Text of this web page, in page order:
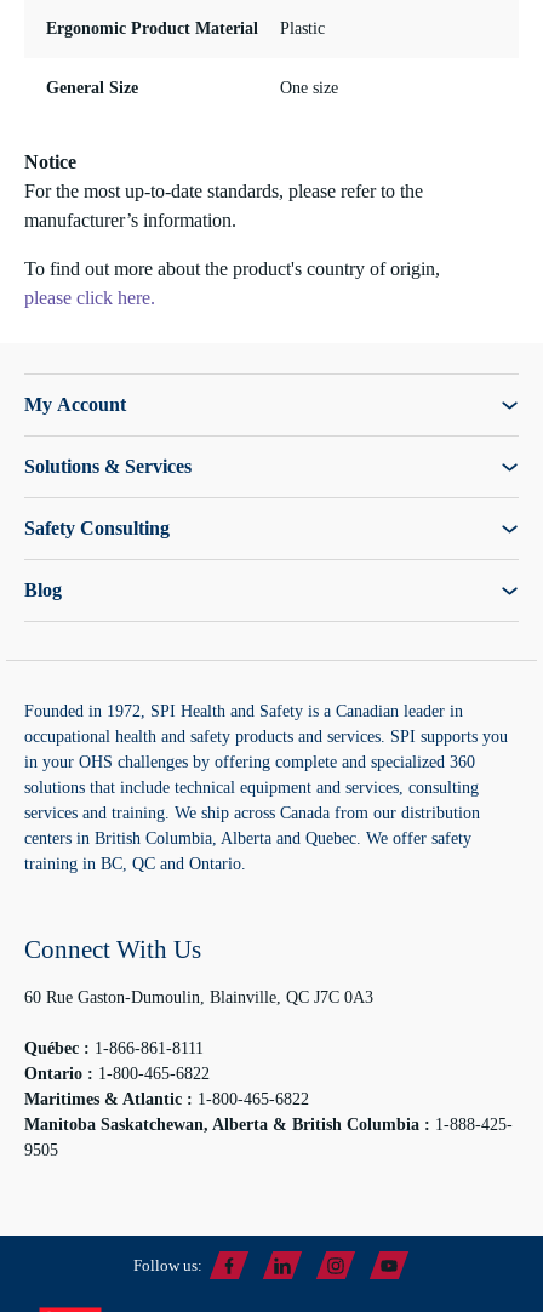
Ergonomic Product Material Plastic
General Size One size
Notice
For the most up-to-date standards, please refer to the
manufacturer’s information.
To find out more about the product's country of origin,
please click here.
My Account
Solutions & Services
Safety Consulting
Blog
Founded in 1972, SPI Health and Safety is a Canadian leader in
occupational health and safety products and services. SPI supports you
in your OHS challenges by offering complete and specialized 360
solutions that include technical equipment and services, consulting
services and training. We ship across Canada from our distribution
centers in British Columbia, Alberta and Quebec. We offer safety
training in BC, QC and Ontario.
Connect With Us
60 Rue Gaston-Dumoulin, Blainville, QC J7C 0A3
Québec : 1-866-861-8111
Ontario : 1-800-465-6822
Maritimes & Atlantic : 1-800-465-6822
Manitoba Saskatchewan, Alberta & British Columbia : 1-888-425-
9505
Follow us: